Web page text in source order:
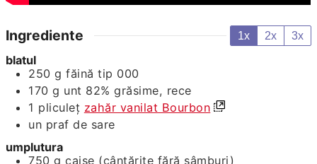
Ingrediente 1x 2x 3x
blatul
250 g făină tip 000
170 g unt 82% grăsime, rece
1 pliculeț zahăr vanilat Bourbon
un praf de sare
umplutura
750 gcaise (cântărite fără sâmburi)